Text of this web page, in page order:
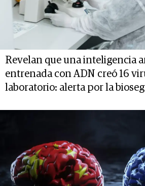
Revelan que una inteligencia
entrenada con ADN creó 16
laboratorio: alerta por la